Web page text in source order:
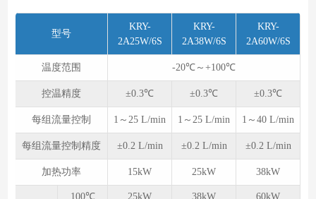
型号
KRY-
2A25W/6S
KRY-
2A38W/6S
KRY-
2A60W/6S
温度范围 -20℃～+100℃
控温精度 ±0.3℃ ±0.3℃ ±0.3℃
每组流量控制 1～25 L/min 1～25 L/min 1～40 L/min
每组流量控制精度 ±0.2 L/min ±0.2 L/min ±0.2 L/min
加热功率 15kW 25kW 38kW
100℃ 25kW 38kW 60kW